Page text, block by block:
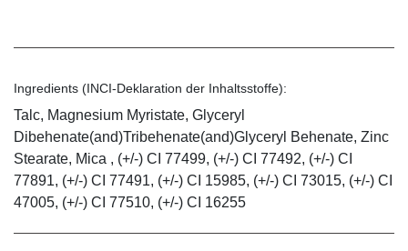
Ingredients (INCI-Deklaration der Inhaltsstoffe):
Talc, Magnesium Myristate, Glyceryl
Dibehenate(and)Tribehenate(and)Glyceryl Behenate, Zinc
Stearate, Mica , (+/-) CI 77499, (+/-) CI 77492, (+/-) CI
77891, (+/-) CI 77491, (+/-) CI 15985, (+/-) CI 73015, (+/-) CI
47005, (+/-) CI 77510, (+/-) CI 16255